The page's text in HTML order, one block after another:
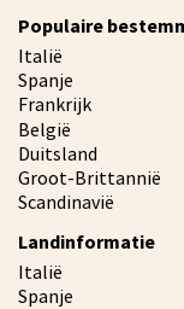
Populaire
Italië
Spanje
Frankrijk
België
Duitsland
Groot-Brittannië
Scandinavië
Landinformatie
Italië
Spanje